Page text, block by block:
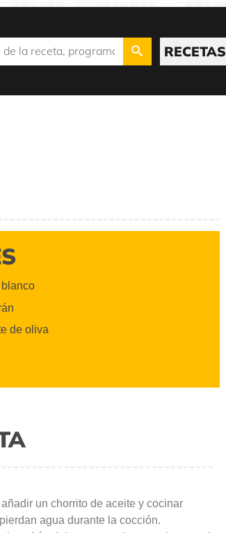
RECETAS
de oliva
un chorrito de aceite y cocinar
agua durante la cocción.